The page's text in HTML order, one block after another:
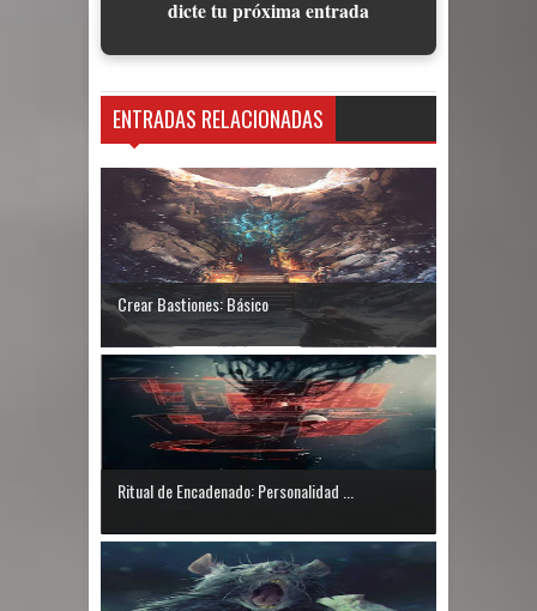
dicte tu próxima entrada
ENTRADAS RELACIONADAS
Crear Bastiones: Básico
Ritual de Encadenado: Personalidad ...